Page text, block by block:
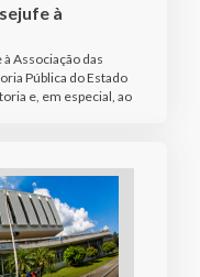
à
Associação das
Pública do Estado
e, em especial, ao